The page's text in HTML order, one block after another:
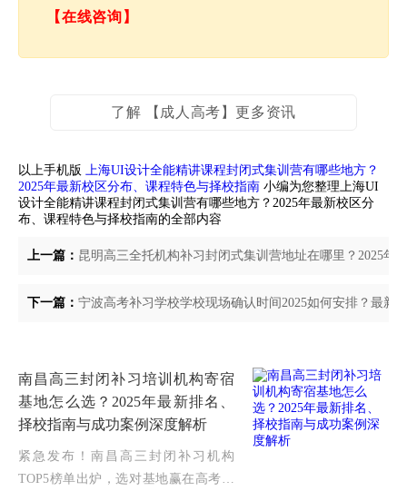
【在线咨询】
了解 【成人高考】更多资讯
以上手机版 上海UI设计全能精讲课程封闭式集训营有哪些地方？
2025年最新校区分布、课程特色与择校指南 小编为您整理上海UI
设计全能精讲课程封闭式集训营有哪些地方？2025年最新校区分
布、课程特色与择校指南的全部内容
上一篇： 昆明高三全托机构补习封闭式集训营地址在哪里？2025年
下一篇： 宁波高考补习学校学校现场确认时间2025如何安排？最新
南昌高三封闭补习培训机构寄宿
基地怎么选？2025年最新排名、
择校指南与成功案例深度解析
紧急发布！南昌高三封闭补习机构
TOP5榜单出炉，选对基地赢在高考起